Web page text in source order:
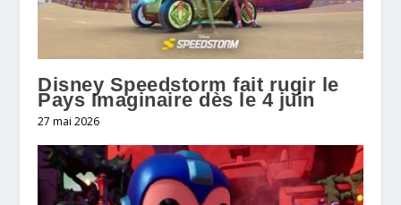
Disney Speedstorm fait rugir le
Pays Imaginaire dès le 4 juin
27 mai 2026